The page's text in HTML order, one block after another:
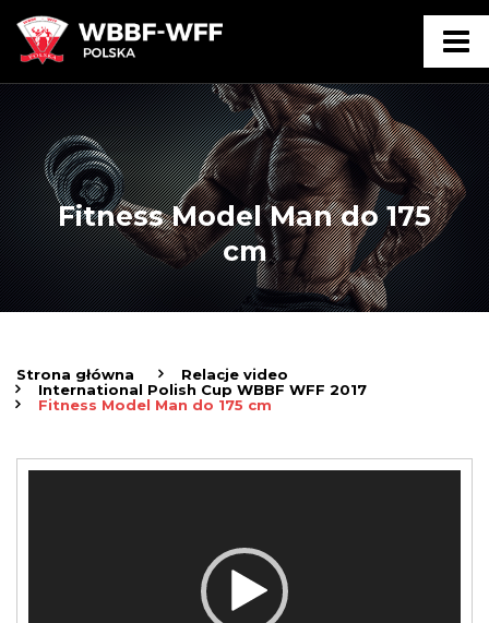
Fitness Model Man do 175
cm
Strona główna
Relacje video
International Polish Cup WBBF WFF 2017
Fitness Model Man do 175 cm